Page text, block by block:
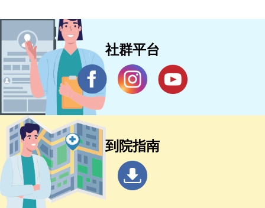
社群平台
到院指南